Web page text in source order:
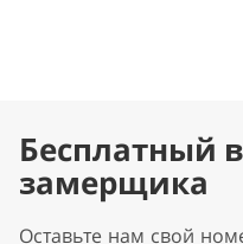
Бесплатный
замерщика
Оставьте нам свой